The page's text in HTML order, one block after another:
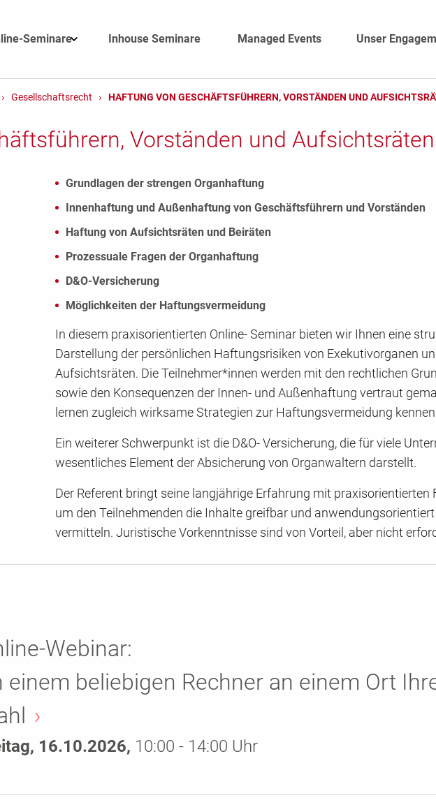
Seminare Inhouse Seminare Managed Events Unser
Gesellschaftsrecht HAFTUNG VON GESCHÄFTSFÜHRERN, VORSTÄNDEN UND
Vorständen und Aufsichtsräten
Grundlagen der strengen Organhaftung
Innenhaftung und Außenhaftung von Geschäftsführern und Vorständen
Haftung von Aufsichtsräten und Beiräten
Prozessuale Fragen der Organhaftung
D&O-Versicherung
Möglichkeiten der Haftungsvermeidung
In diesem praxisorientierten Online- Seminar bieten wir Ihnen eine
Darstellung der persönlichen Haftungsrisiken von Exekutivorganen
Aufsichtsräten. Die Teilnehmer*innen werden mit den rechtlichen
sowie den Konsequenzen der Innen- und Außenhaftung vertraut
lernen zugleich wirksame Strategien zur Haftungsvermeidung
Ein weiterer Schwerpunkt ist die D&O- Versicherung, die für viele
wesentliches Element der Absicherung von Organwaltern darstellt.
Der Referent bringt seine langjährige Erfahrung mit praxisorientierten
um den Teilnehmenden die Inhalte greifbar und
vermitteln. Juristische Vorkenntnisse sind von Vorteil, aber nicht
Webinar:
einem beliebigen Rechner an einem Ort
16.10.2026, 10:00 - 14:00 Uhr